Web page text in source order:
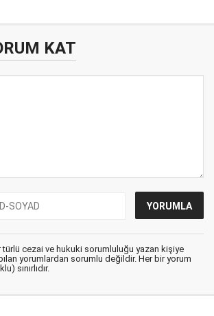
KAT
türlü cezai ve hukuki sorumluluğu yazan kişiye
yorumlardan sorumlu değildir. Her bir yorum
sınırlıdır.